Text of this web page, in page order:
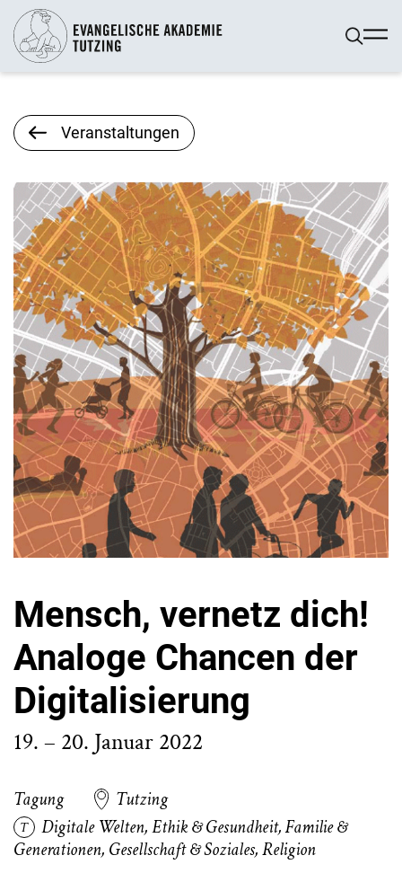
Veranstaltungen
Mensch, vernetz dich!
Analoge Chancen der
Digitalisierung
19. – 20. Januar 2022
Tagung
Tutzing
Digitale Welten,Ethik & Gesundheit,Familie &
Generationen, Gesellschaft & Soziales,Religion